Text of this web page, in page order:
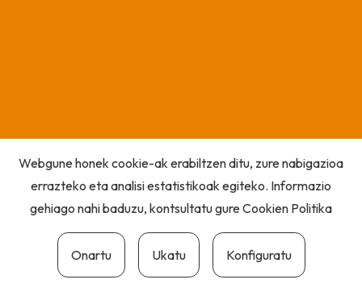
Webgune honek cookie-ak erabiltzen ditu, zure nabigazioa
errazteko eta analisi estatistikoak egiteko. Informazio
gehiago nahi baduzu, kontsultatu gureCookien Politika
Onartu Ukatu Konfiguratu